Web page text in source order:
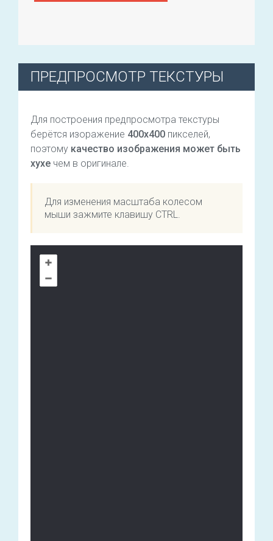
ПРЕДПРОСМОТР ТЕКСТУРЫ
Для построения предпросмотра текстуры
берётся изоражение 400х400 пикселей,
поэтому качество изображения может быть
хухе чем в оригинале.
Для изменения масштаба колесом
мыши зажмите клавишу CTRL.